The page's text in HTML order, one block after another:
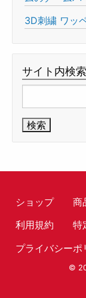
3D刺繍 ワッ
サイト内検索
索:
ショップ 商
利用規約
特
プライバシーポ
©